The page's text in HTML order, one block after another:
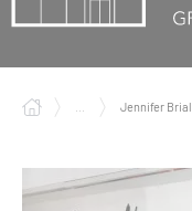
Jennifer Brial